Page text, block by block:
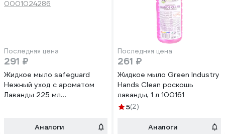
Последняя цена
291 ₽
Жидкое мыло safeguard
Нежный уход с ароматом
Лаванды 225 мл
Аналоги
Последняя цена
261 ₽
Жидкое мыло Green Industry
Hands Clean роскошь
лаванды, 1 л 100161
5(2)
Аналоги